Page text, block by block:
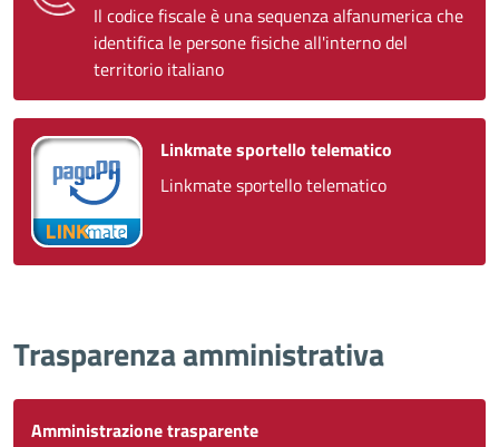
Il codice fiscale è una sequenza alfanumerica che
identifica le persone fisiche all'interno del
territorio italiano
Linkmate sportello telematico
Linkmate sportello telematico
Trasparenza amministrativa
Amministrazione trasparente